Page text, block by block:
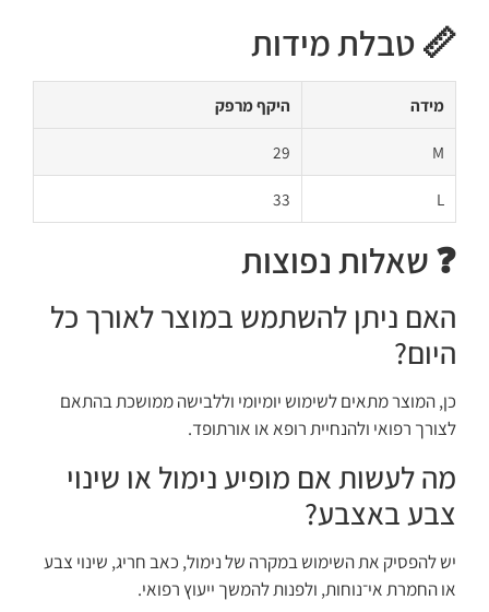
📏 טבלת מידות
מידה היקף מרפק
M
29
L
33
❓ שאלות נפוצות
האם ניתן להשתמש במוצר לאורך כל
היום?
כן, המוצר מתאים לשימוש יומיומי וללבישה ממושכת בהתאם
לצורך רפואי ולהנחיית רופא או אורתופד.
מה לעשות אם מופיע נימול או שינוי
צבע באצבע?
יש להפסיק את השימוש במקרה של נימול, כאב חריג, שינוי צבע
או החמרת אי־נוחות, ולפנות להמשך ייעוץ רפואי.